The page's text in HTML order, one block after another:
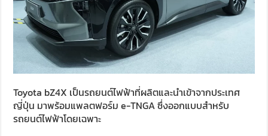
Toyota bZ4X เป็นรถยนต์ไฟฟ้าที่ผลิตและนำเข้าจากประเทศ
ญี่ปุ่น มาพร้อมแพลตฟอร์ม e-TNGA ซึ่งออกแบบสำหรับ
รถยนต์ไฟฟ้าโดยเฉพาะ